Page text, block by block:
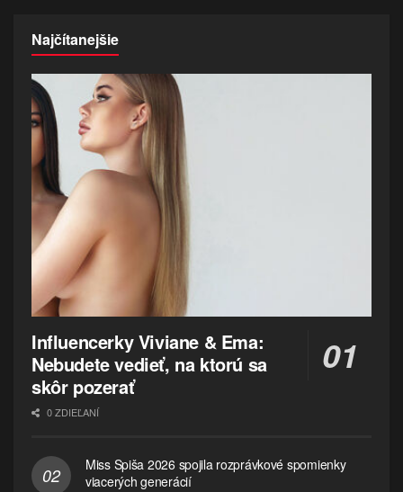
Najčítanejšie
Influencerky Viviane & Ema:
Nebudete vedieť, na ktorú sa
skôr pozerať
0 ZDIEĽANÍ
Miss Spiša 2026 spojila rozprávkové spomienky
viacerých generácií